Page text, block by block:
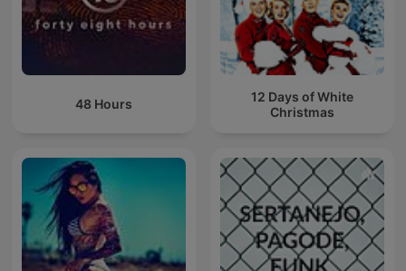
48 Hours
12 Days of White
Christmas